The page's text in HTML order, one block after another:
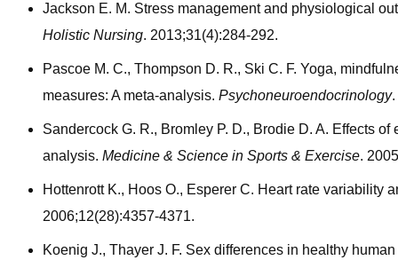
Jackson E. M. Stress management and physiological
Holistic Nursing. 2013;31(4):284-292.
Pascoe M. C., Thompson D. R., Ski C. F. Yoga,
measures: A meta-analysis. Psychoneuroendocrinology.
Sandercock G. R., Bromley P. D., Brodie D. A. Effects
analysis. Medicine & Science in Sports & Exercise.
Hottenrott K., Hoos O., Esperer C. Heart rate variability
2006;12(28):4357-4371.
Koenig J., Thayer J. F. Sex differences in healthy